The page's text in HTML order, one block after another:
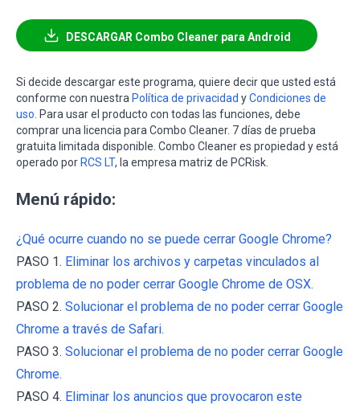
DESCARGAR Combo Cleaner para Android
Si decide descargar este programa, quiere decir que usted está
conforme con nuestra Política de privacidad yCondiciones de
uso . Para usar el producto con todas las funciones, debe
comprar una licencia para Combo Cleaner. 7 días de prueba
gratuita limitada disponible. Combo Cleaner es propiedad y está
operado por RCS LT, la empresa matriz de PCRisk.
Menú rápido:
¿Qué ocurre cuando no se puede cerrar Google Chrome?
PASO 1. Eliminar los archivos y carpetas vinculados al
problema de no poder cerrar Google Chrome de OSX.
PASO 2. Solucionar el problema de no poder cerrar Google
Chrome a través de Safari.
PASO 3. Solucionar el problema de no poder cerrar Google
Chrome.
PASO 4. Eliminar los anuncios que provocaron este